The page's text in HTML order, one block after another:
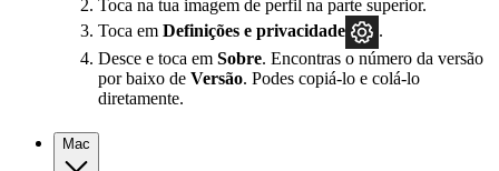
Toca na tua imagem de perfil na parte superior.
Toca em Definições e privacidade
.
Desce e toca em Sobre. Encontras o número da versão
por baixo de Versão. Podes copiá-lo e colá-lo
diretamente.
Mac